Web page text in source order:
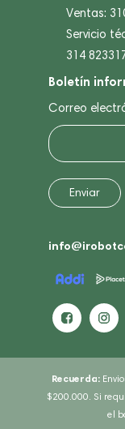
Ventas:
Servicio
314
Boletín
Correo
Recuerda:
$200.000. Si
el